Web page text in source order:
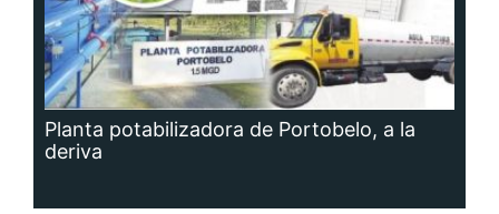
Planta potabilizadora de Portobelo, a la
deriva